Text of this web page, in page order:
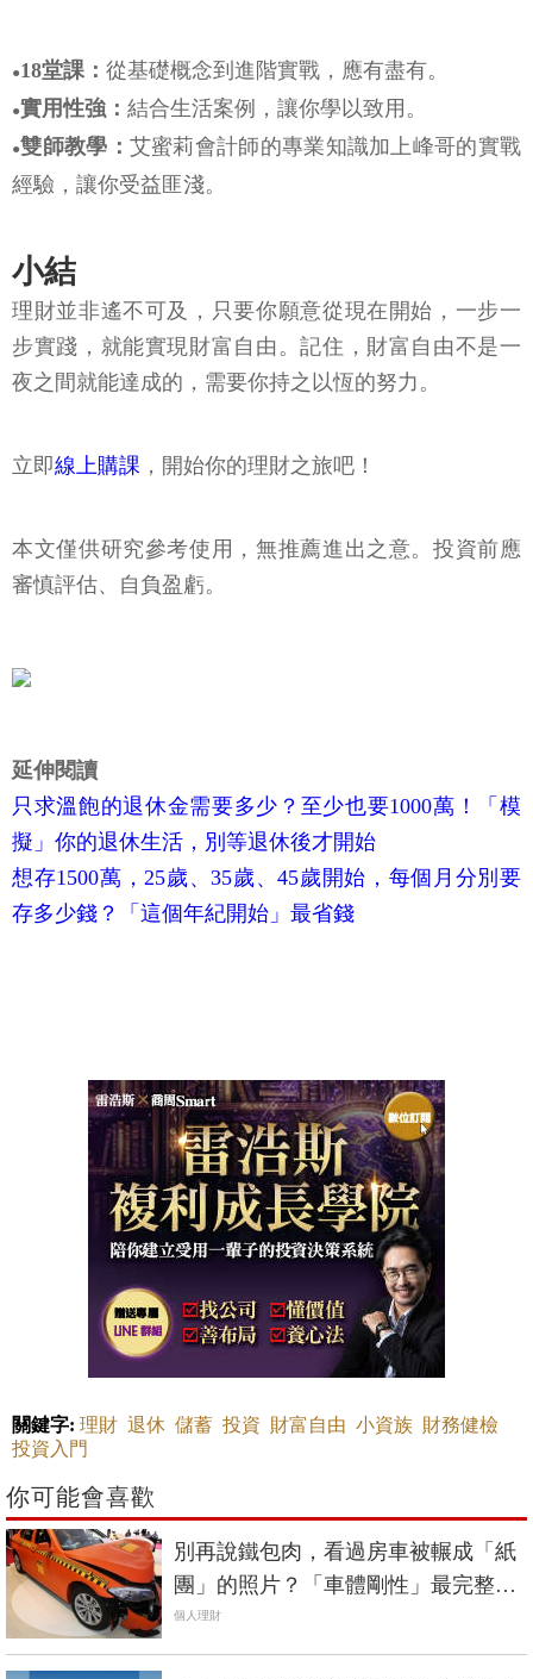
●18堂課： 從基礎概念到進階實戰，應有盡有。
●實用性強： 結合生活案例，讓你學以致用。
●雙師教學： 艾蜜莉會計師的專業知識加上峰哥的實戰
經驗，讓你受益匪淺。
小結
理財並非遙不可及，只要你願意從現在開始，一步一
步實踐，就能實現財富自由。記住，財富自由不是一
夜之間就能達成的，需要你持之以恆的努力。
立即線上購課 ，開始你的理財之旅吧！
本文僅供研究參考使用，無推薦進出之意。投資前應
審慎評估、自負盈虧。
延伸閱讀
只求溫飽的退休金需要多少？至少也要1000萬！「模
擬」你的退休生活，別等退休後才開始
想存1500萬，25歲、35歲、45歲開始，每個月分別要
存多少錢？「這個年紀開始」最省錢
關鍵字: 理財 退休 儲蓄 投資 財富自由 小資族 財務健檢
投資入門
你可能會喜歡
別再說鐵包肉，看過房車被輾成「紙
團」的照片？「車體剛性」最完整解
析《國產車篇》
個人理財